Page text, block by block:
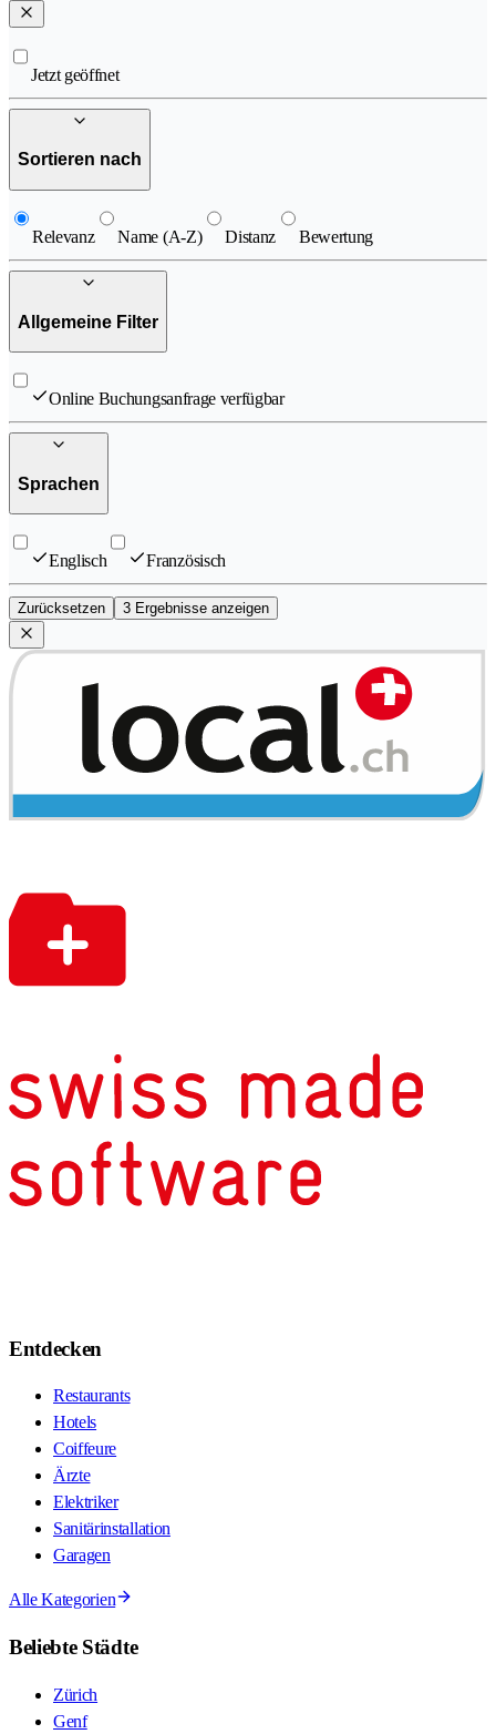
Jetzt geöffnet
Sortieren nach
Relevanz Name (A-Z) Distanz Bewertung
Allgemeine Filter
Online Buchungsanfrage verfügbar
Sprachen
Englisch Französisch
Zurücksetzen 3 Ergebnisse anzeigen
Entdecken
Restaurants
Hotels
Coiffeure
Ärzte
Elektriker
Sanitärinstallation
Garagen
Alle Kategorien
Beliebte Städte
Zürich
Genf